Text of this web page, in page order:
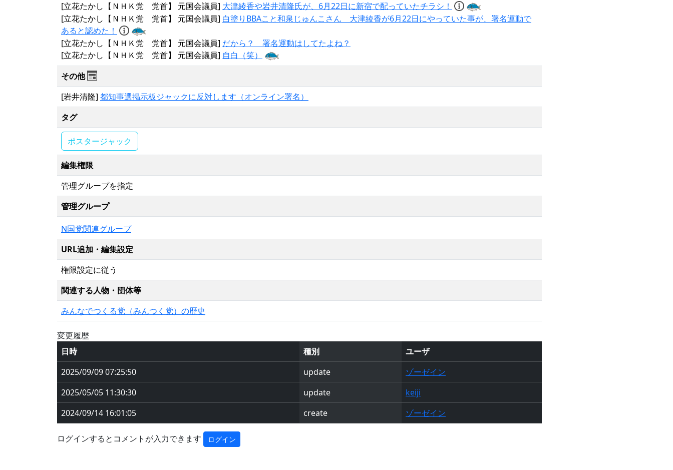
[立花たかし【ＮＨＫ党 党首】 元国会議員] 大津綾香や岩井清隆氏が、6月22日に新宿で配っていたチラシ！
[立花たかし【ＮＨＫ党 党首】 元国会議員] 白塗りBBAこと和泉じゅんこさん 大津綾香が6月22日にやっていた事が、署名運動で
あると認めた！
[立花たかし【ＮＨＫ党 党首】 元国会議員] だから？ 署名運動はしてたよね？
[立花たかし【ＮＨＫ党 党首】 元国会議員] 自白（笑）
その他
[岩井清隆] 都知事選掲示板ジャックに反対します（オンライン署名）
タグ
ポスタージャック
編集権限
管理グループを指定
管理グループ
N国党関連グループ
URL追加・編集設定
権限設定に従う
関連する人物・団体等
みんなでつくる党（みんつく党）の歴史
変更履歴
日時
種別
ユーザ
2025/09/09 07:25:50
update
ゾーゼイン
2025/05/05 11:30:30
update
keiji
2024/09/14 16:01:05
create ゾーゼイン
ログインするとコメントが入力できます ログイン